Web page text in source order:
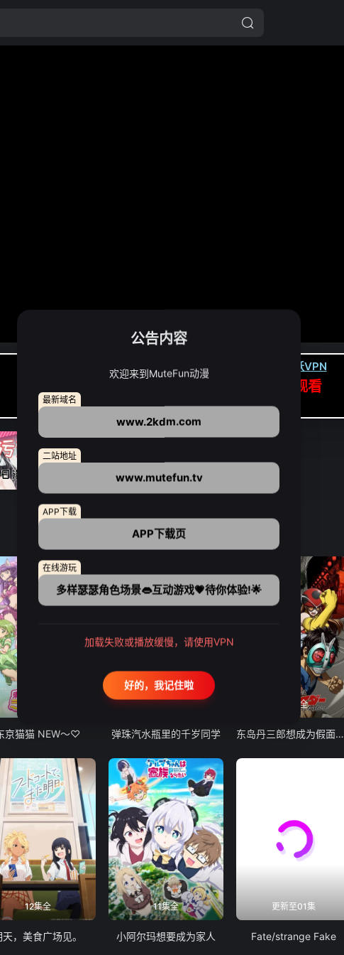
卡顿请翻墙(亚洲节点优先): 下载虎跃VPN
APP高速专线可前往APP观看
点我下载APP（仅安卓/苹果暂无）
京猫猫 NEW～♡
13集全
弹珠汽水瓶里的千岁同学
24集全
东岛丹三郎想成为假面骑士
12集全
天，美食广场见。
11集全
小阿尔玛想要成为家人
更新至01集
Fate/strange Fake
公告内容
欢迎来到MuteFun动漫
最新域名
www.2kdm.com
二站地址
www.mutefun.tv
APP下载
APP下载页
在线游玩
多样瑟瑟角色场景👄互动游戏💗待你体验!🌟
加载失败或播放缓慢，请使用VPN
好的，我记住啦